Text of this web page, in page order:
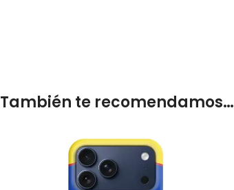
También te recomendamos…